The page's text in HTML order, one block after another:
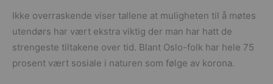
Ikke overraskende viser tallene at muligheten til å møtes
utendørs har vært ekstra viktig der man har hatt de
strengeste tiltakene over tid. Blant Oslo-folk har hele 75
prosent vært sosiale i naturen som følge av korona.